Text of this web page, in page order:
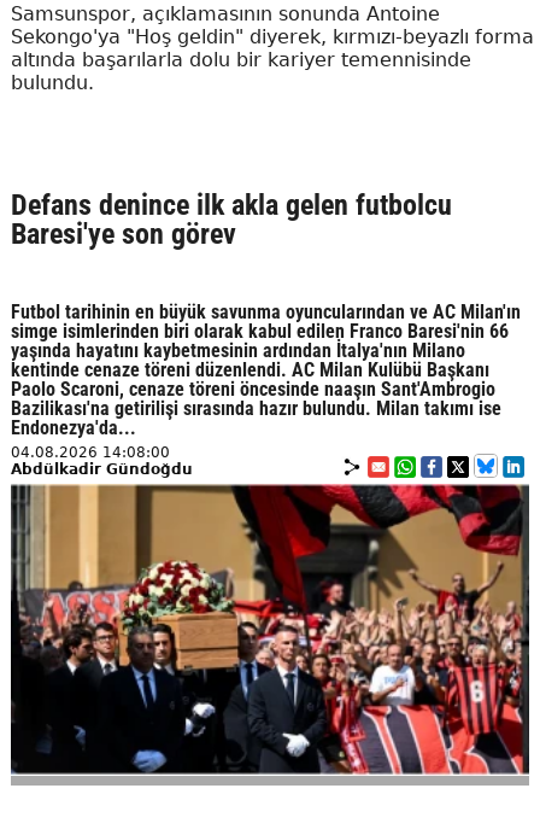
Samsunspor, açıklamasının sonunda Antoine
Sekongo'ya "Hoş geldin" diyerek, kırmızı-beyazlı forma
altında başarılarla dolu bir kariyer temennisinde
bulundu.
Defans denince ilk akla gelen futbolcu
Baresi'ye son görev
Futbol tarihinin en büyük savunma oyuncularından ve AC Milan'ın
simge isimlerinden biri olarak kabul edilen Franco Baresi'nin 66
yaşında hayatını kaybetmesinin ardından İtalya'nın Milano
kentinde cenaze töreni düzenlendi. AC Milan Kulübü Başkanı
Paolo Scaroni, cenaze töreni öncesinde naaşın Sant'Ambrogio
Bazilikası'na getirilişi sırasında hazır bulundu. Milan takımı ise
Endonezya'da...
04.08.2026 14:08:00
Abdülkadir Gündoğdu